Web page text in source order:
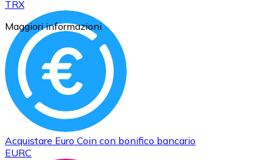
TRX
Acquistare Euro Coin con bonifico bancario
EURC
Maggiori informazioni